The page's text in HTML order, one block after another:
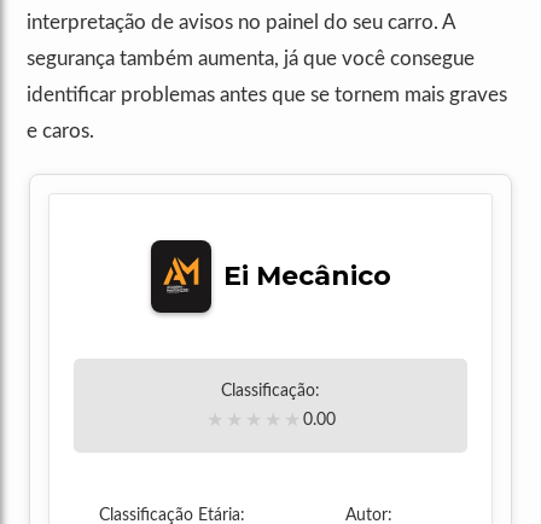
interpretação de avisos no painel do seu carro. A
segurança também aumenta, já que você consegue
identificar problemas antes que se tornem mais graves
e caros.
Ei Mecânico
Classificação:
★ ★ ★ ★ ★ 0.00
Classificação Etária: Autor: